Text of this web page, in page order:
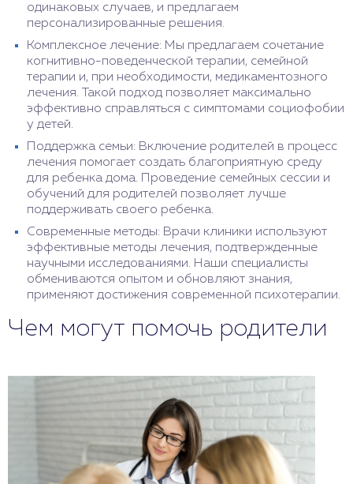
одинаковых случаев, и предлагаем
персонализированные решения.
Комплексное лечение: Мы предлагаем сочетание
когнитивно-поведенческой терапии, семейной
терапии и, при необходимости, медикаментозного
лечения. Такой подход позволяет максимально
эффективно справляться с симптомами социофобии
у детей.
Поддержка семьи: Включение родителей в процесс
лечения помогает создать благоприятную среду
для ребенка дома. Проведение семейных сессии и
обучений для родителей позволяет лучше
поддерживать своего ребенка.
Современные методы: Врачи клиники используют
эффективные методы лечения, подтвержденные
научными исследованиями. Наши специалисты
обмениваются опытом и обновляют знания,
применяют достижения современной психотерапии.
Чем могут помочь родители